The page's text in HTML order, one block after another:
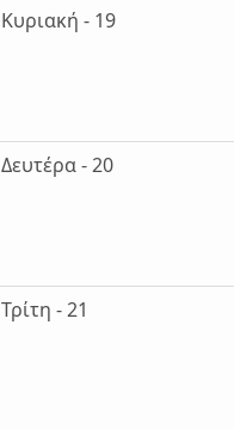
Κυριακή - 19
Δευτέρα - 20
Τρίτη - 21